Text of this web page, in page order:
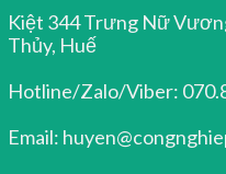
Kiệt 344 Trưng Nữ
Thủy, Huế
Hotline/Zalo/Viber:
Email: